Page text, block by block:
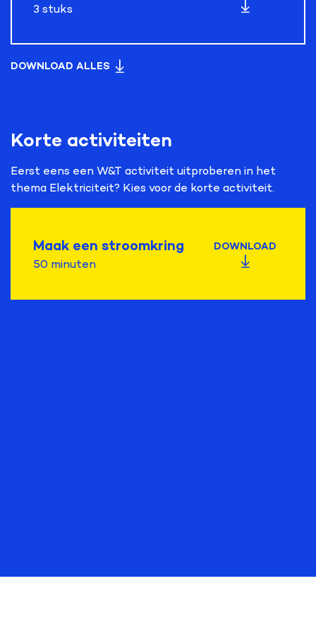
3 stuks
DOWNLOAD ALLES
Korte activiteiten
Eerst eens een W&T activiteit uitproberen in het
thema Elektriciteit? Kies voor de korte activiteit.
Maak een stroomkring
50 minuten
DOWNLOAD